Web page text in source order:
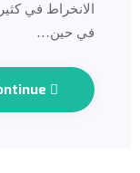
الانخراط في
في حين…